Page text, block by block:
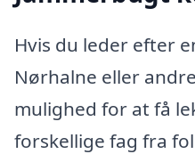
Hvis du leder efter
Nørhalne eller
mulighed for at få
forskellige fag fra